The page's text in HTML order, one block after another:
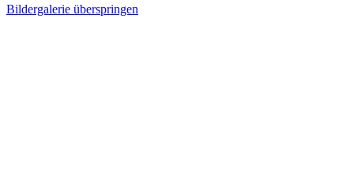
Bildergalerie überspringen